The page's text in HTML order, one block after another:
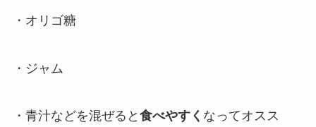
・オリゴ糖
・ジャム
・青汁などを混ぜると 食べやすく なってオスス